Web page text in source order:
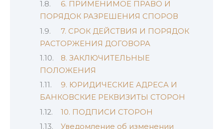
6. ПРИМЕНИМОЕ ПРАВО И
ПОРЯДОК РАЗРЕШЕНИЯ СПОРОВ
7. СРОК ДЕЙСТВИЯ И ПОРЯДОК
РАСТОРЖЕНИЯ ДОГОВОРА
8. ЗАКЛЮЧИТЕЛЬНЫЕ
ПОЛОЖЕНИЯ
9. ЮРИДИЧЕСКИЕ АДРЕСА И
БАНКОВСКИЕ РЕКВИЗИТЫ СТОРОН
10. ПОДПИСИ СТОРОН
Уведомление об изменении